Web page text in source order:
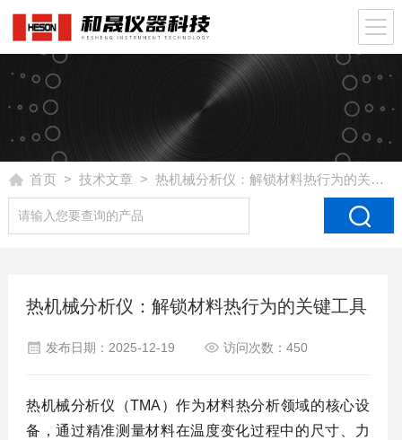
首页 > 技术文章 > 热机械分析仪：解锁材料热行为的关键工具
热机械分析仪：解锁材料热行为的关键工具
发布日期：2025-12-19 访问次数：450
热机械分析仪（TMA）作为材料热分析领域的核心设
备，通过精准测量材料在温度变化过程中的尺寸、力